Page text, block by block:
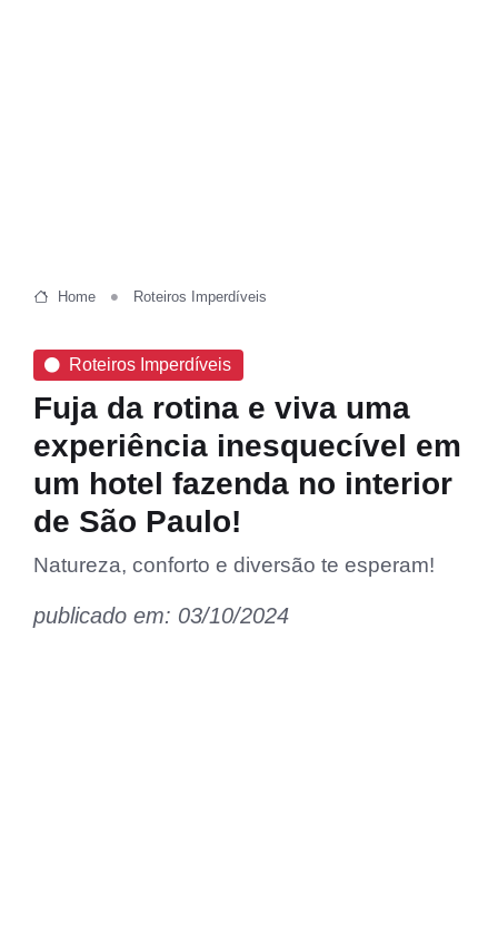
Home Roteiros Imperdíveis
Roteiros Imperdíveis
Fuja da rotina e viva uma
experiência inesquecível em
um hotel fazenda no interior
de São Paulo!
Natureza, conforto e diversão te esperam!
publicado em: 03/10/2024